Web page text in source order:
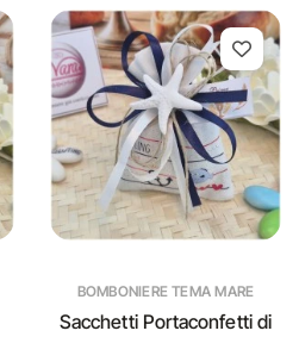
BOMBONIERE TEMA MARE
Sacchetti Portaconfetti di